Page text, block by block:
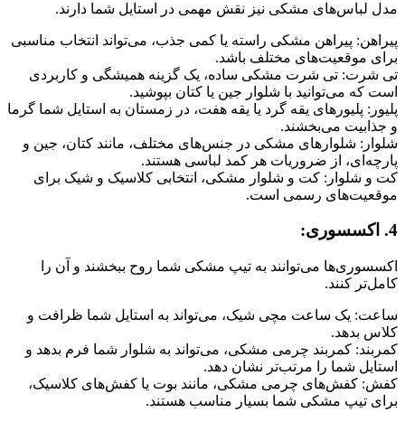
لباس‌های مشکی نیز نقش مهمی در استایل شما دارند.
پیراهن مشکی راسته یا کمی جذب، می‌تواند انتخاب مناسبی
موقعیت‌های مختلف باشد.
تی شرت مشکی ساده، یک گزینه همیشگی و کاربردی
که می‌توانید با شلوار جین یا کتان بپوشید.
پلیورهای یقه گرد یا یقه هفت، در زمستان به استایل شما گرما
می‌بخشند.
شلوارهای مشکی در جنس‌های مختلف، مانند کتان، جین و
از ضروریات هر کمد لباسی هستند.
شلوار: کت و شلوار مشکی، انتخابی کلاسیک و شیک برای
رسمی است.
می‌توانند به تیپ مشکی شما روح ببخشند و آن را
کنند.
یک ساعت مچی شیک، می‌تواند به استایل شما ظرافت و
بدهد.
کمربند چرمی مشکی، می‌تواند به شلوار شما فرم بدهد و
شما را مرتب‌تر نشان دهد.
کفش‌های چرمی مشکی، مانند بوت یا کفش‌های کلاسیک،
تیپ مشکی شما بسیار مناسب هستند.